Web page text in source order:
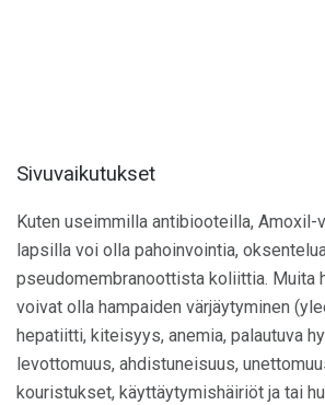
Sivuvaikutukset
Kuten useimmilla antibiooteilla,
lapsilla voi olla pahoinvointia,
pseudomembranoottista koliittia. Muita
voivat olla hampaiden värjäytyminen
hepatiitti, kiteisyys, anemia, palautuva
levottomuus, ahdistuneisuus,
kouristukset, käyttäytymishäiriöt ja tai